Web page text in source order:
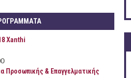
Xanthi
Προσωπικής & Επαγγελματικής